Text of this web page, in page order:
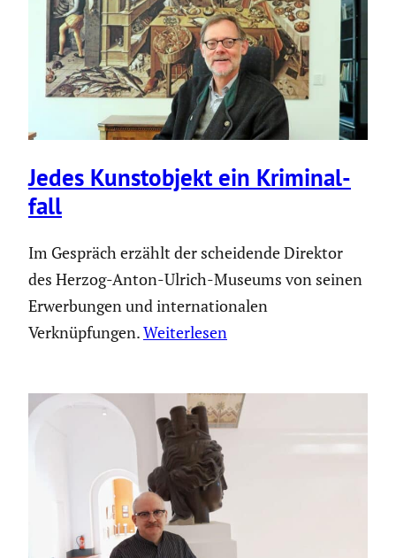
Jedes Kunst­ob­jekt ein Krimi­nal­
fall
Im Gespräch erzählt der scheidende Direktor
des Herzog-Anton-Ulrich-Museums von seinen
Erwerbungen und internationalen
Verknüpfungen.Weiterlesen